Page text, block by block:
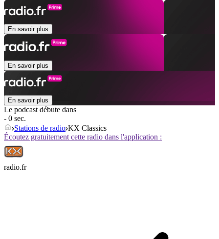
En savoir plus
En savoir plus
En savoir plus
Le podcast débute dans
- 0 sec.
Stations de radio KX Classics
Écoutez gratuitement cette radio dans l'application :
radio.fr